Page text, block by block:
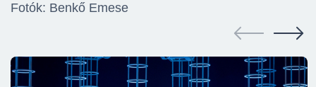
Fotók: Benkő Emese